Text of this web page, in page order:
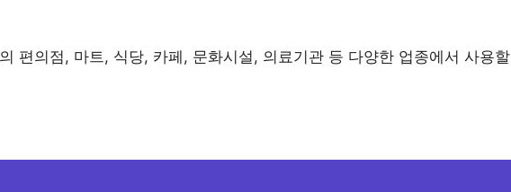
편의점, 마트, 식당, 카페, 문화시설, 의료기관 등 다양한 업종에서 사용할